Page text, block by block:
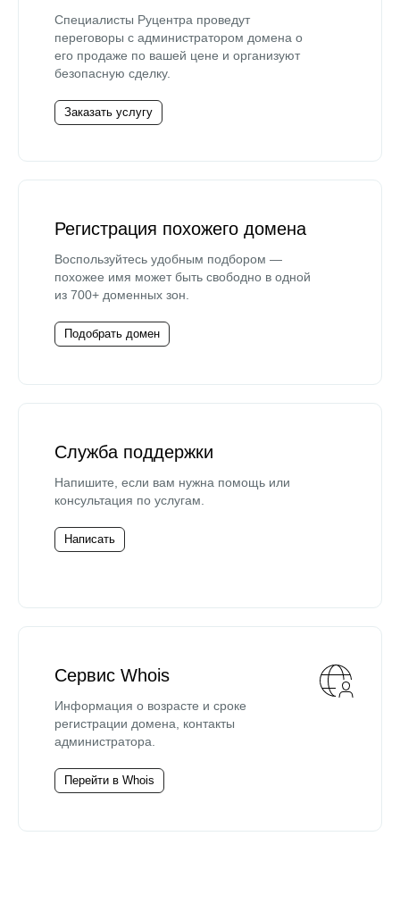
Специалисты Руцентра проведут
переговоры с администратором домена о
его продаже по вашей цене и организуют
безопасную сделку.
Заказать услугу
Регистрация похожего домена
Воспользуйтесь удобным подбором —
похожее имя может быть свободно в одной
из 700+ доменных зон.
Подобрать домен
Служба поддержки
Напишите, если вам нужна помощь или
консультация по услугам.
Написать
Сервис Whois
Информация о возрасте и сроке
регистрации домена, контакты
администратора.
Перейти в Whois